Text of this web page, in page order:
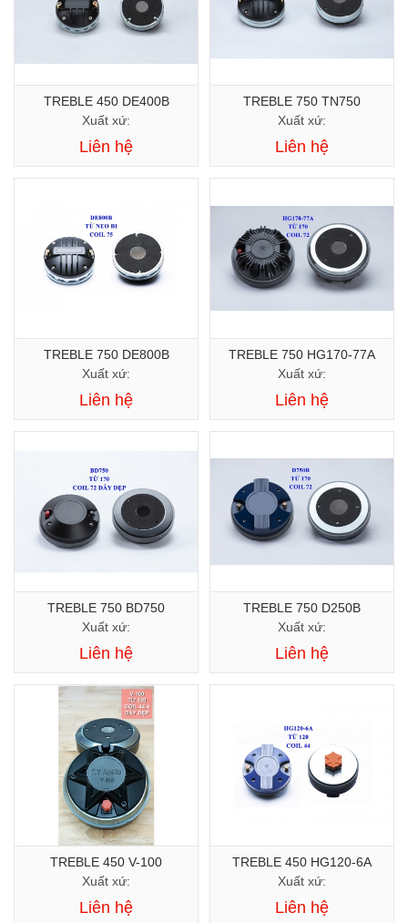
TREBLE 450 DE400B
Xuất xứ:
Liên hệ
TREBLE 750 TN750
Xuất xứ:
Liên hệ
TREBLE 750 DE800B
Xuất xứ:
Liên hệ
TREBLE 750 HG170-77A
Xuất xứ:
Liên hệ
TREBLE 750 BD750
Xuất xứ:
Liên hệ
TREBLE 750 D250B
Xuất xứ:
Liên hệ
TREBLE 450 V-100
Xuất xứ:
Liên hệ
TREBLE 450 HG120-6A
Xuất xứ:
Liên hệ